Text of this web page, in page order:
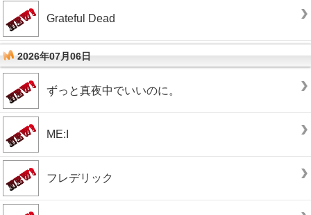
Grateful Dead
2026年07月06日
ずっと真夜中でいいのに。
ME:I
フレデリック